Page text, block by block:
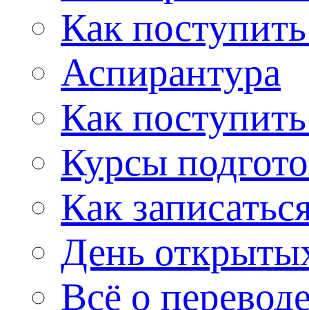
Как
Аспирантура
Как
Курсы
Как
День
Всё о